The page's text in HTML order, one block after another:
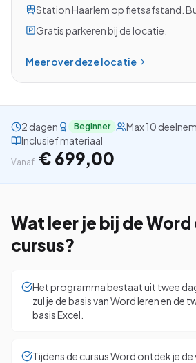
Bekijk alle
Bel ons: 023-
Gratis studiegids
4.8/5 15.000+
Station Haarlem op fietsafstand.
Gratis parkeren bij de locatie.
Meer over deze locatie
2 dagen Beginner
Max 10
Inclusief materiaal
Vanaf € 699,00
Wat leer je bij deWord
cursus?
Het programma bestaat uit twee
zul je de basis van Word leren en de
basis Excel.
Tijdens de cursus Word ontdek je